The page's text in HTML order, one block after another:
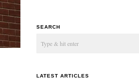
SEARCH
LATEST ARTICLES